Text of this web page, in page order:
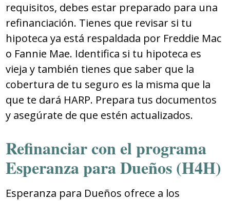
requisitos, debes estar preparado para una
refinanciación. Tienes que revisar si tu
hipoteca ya está respaldada por Freddie Mac
o Fannie Mae. Identifica si tu hipoteca es
vieja y también tienes que saber que la
cobertura de tu seguro es la misma que la
que te dará HARP. Prepara tus documentos
y asegúrate de que estén actualizados.
Refinanciar con el programa
Esperanza para Dueños (H4H)
Esperanza para Dueños ofrece a los